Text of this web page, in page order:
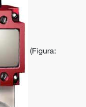
(Figura: